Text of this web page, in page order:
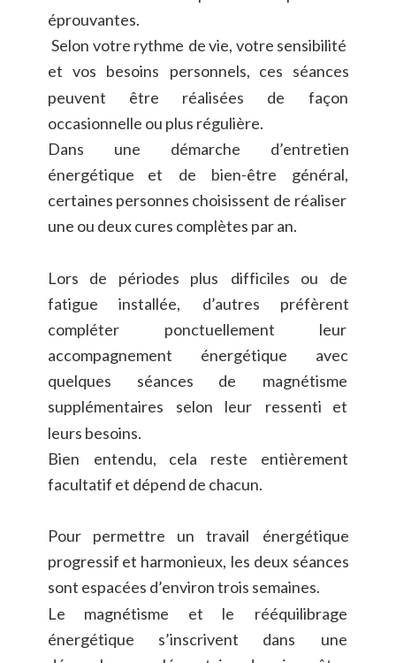
éprouvantes.
Selon votre rythme devie, votre sensibilité
et vos besoins personnels, ces séances
peuvent
être réalisées de
façon
occasionnelle ou plus régulière.
Dans
une démarche
d’entretien
énergétique
et de bien-être
général,
certaines personnes choisissent de réaliser
une ou deux cures complètes par an.
Lors de périodes plus difficiles ou
de
fatigue
installée, d’autres
préfèrent
compléter
ponctuellement
leur
accompagnement
énergétique
avec
quelques
séances de
magnétisme
supplémentaires
selon leur ressenti
et
leurs besoins.
Bien
entendu, cela reste
entièrement
facultatif et dépend de chacun.
Pour permettre un travail
énergétique
progressif et harmonieux, les deux séances
sont espacées d’environ trois semaines.
Le
magnétisme et le
rééquilibrage
énergétique
s’inscrivent dans
une